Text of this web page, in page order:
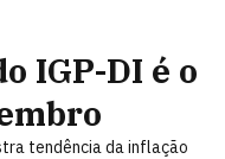
IGP-DI é o
tendência da inflação